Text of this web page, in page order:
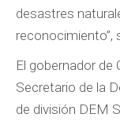
desastres
reconocimiento”,
El gobernador de
Secretario de la
de división DEM